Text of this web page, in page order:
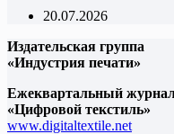
20.07.2026
Издательская группа
«Индустрия печати»
Ежеквартальный
«Цифровой текстиль»
www.digitaltextile.net